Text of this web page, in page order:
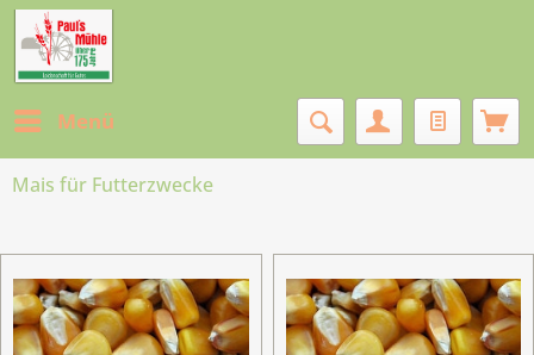
Menü
Mais für Futterzwecke